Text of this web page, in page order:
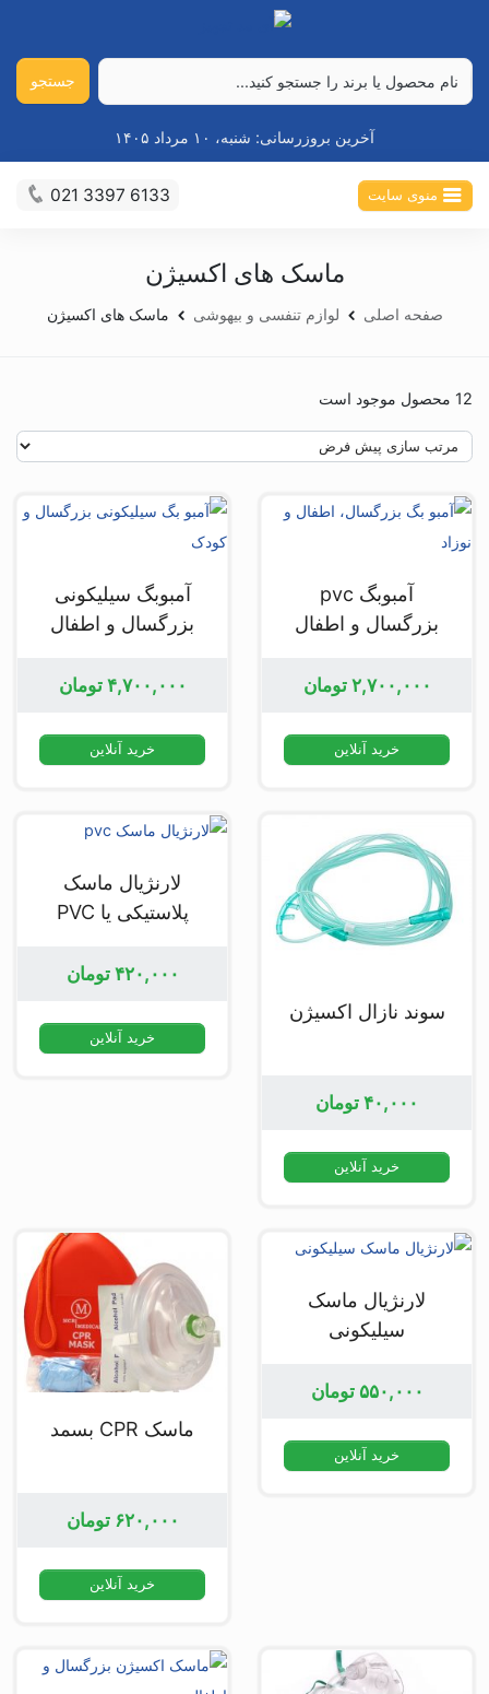
جستجو
آخرین بروزرسانی: شنبه، ۱۰ مرداد ۱۴۰۵
منوی سایت 021 3397 6133
ماسک های اکسیژن
صفحه اصلی لوازم تنفسی و بیهوشی ماسک های اکسیژن
12 محصول موجود است
آمبوبگ pvc
بزرگسال و اطفال
۲,۷۰۰,۰۰۰ تومان
خرید آنلاین
آمبوبگ سیلیکونی
بزرگسال و اطفال
۴,۷۰۰,۰۰۰ تومان
خرید آنلاین
سوند نازال اکسیژن
۴۰,۰۰۰تومان
خرید آنلاین
لارنژیال ماسک
پلاستیکی یا PVC
۴۲۰,۰۰۰ تومان
خرید آنلاین
لارنژیال ماسک
سیلیکونی
۵۵۰,۰۰۰ تومان
خرید آنلاین
ماسک CPR بسمد
۶۲۰,۰۰۰ تومان
خرید آنلاین